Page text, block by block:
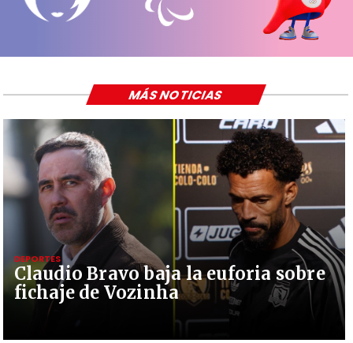
Claudio Bravo baja la euforia sobre
fichaje de Vozinha
DEPORTES
MÁS NOTICIAS